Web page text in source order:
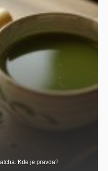
Kde je pravda?